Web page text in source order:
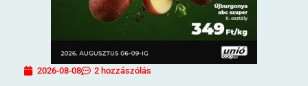
2026-08-08 2 hozzászólás